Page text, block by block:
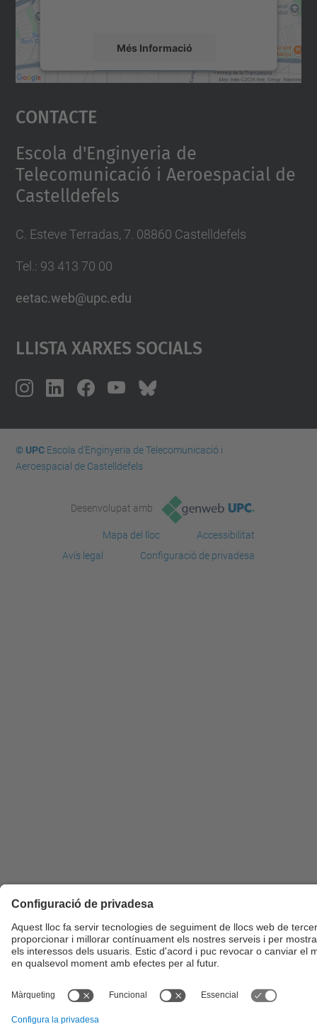
Més Informació
Accepta
powered by
Contacte
Escola d'Enginyeria de
Telecomunicació i Aeroespacial de
Castelldefels
C. Esteve Terradas, 7. 08860 Castelldefels
Tel.: 93 413 70 00
eetac.web@upc.edu
Llista Xarxes Socials
© UPCEscola d'Enginyeria de Telecomunicació i
Aeroespacial de Castelldefels
Desenvolupat amb
Mapa del lloc
Accessibilitat
Avís legal
Configuració de privadesa